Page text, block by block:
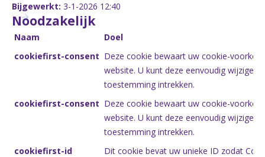
Bijgewerkt: 3-1-2026 12:40
Noodzakelijk
Naam
Doel
cookiefirst-consent Deze cookie bewaart uw cookie-
website. U kunt deze eenvoudig wijzigen
toestemming intrekken.
cookiefirst-consent Deze cookie bewaart uw cookie-
website. U kunt deze eenvoudig wijzigen
toestemming intrekken.
cookiefirst-id
Dit cookie bevat uw unieke ID zodat